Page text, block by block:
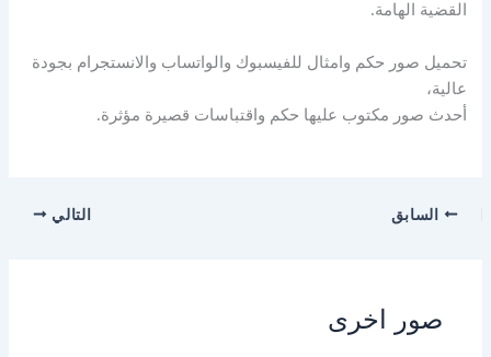
القضية الهامة.
تحميل صور حكم وامثال للفيسبوك والواتساب والانستجرام بجودة
عالية،
أحدث صور مكتوب عليها حكم واقتباسات قصيرة مؤثرة.
السابق التالي
صور اخرى